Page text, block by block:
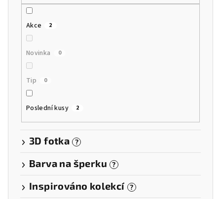
Akce 2
Novinka 0
Tip 0
Poslední kusy 2
3D fotka ?
Barva na šperku ?
Inspirováno kolekcí ?